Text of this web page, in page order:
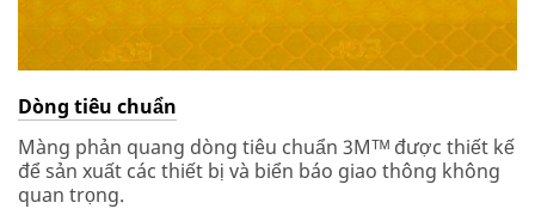
Dòng tiêu chuẩn
Màng phản quang dòng tiêu chuẩn 3Mᵀᴹ được thiết kế
để sản xuất các thiết bị và biển báo giao thông không
quan trọng.